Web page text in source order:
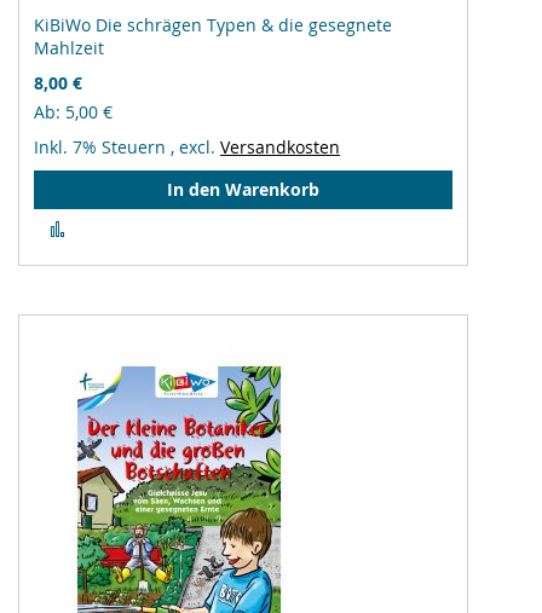
KiBiWo Die schrägen Typen & die gesegnete
Mahlzeit
8,00 €
Ab 5,00 €
Inkl. 7% Steuern , excl. Versandkosten
In den Warenkorb
hinzufügen